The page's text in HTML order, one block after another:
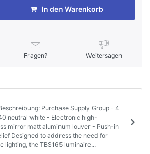
In den Warenkorb
Fragen? Weitersagen
Purchase Supply Group - 4
neutral white - Electronic high-
mirror matt aluminum louver - Push-in
Designed to address the need for
lighting, the TBS165 luminaire...